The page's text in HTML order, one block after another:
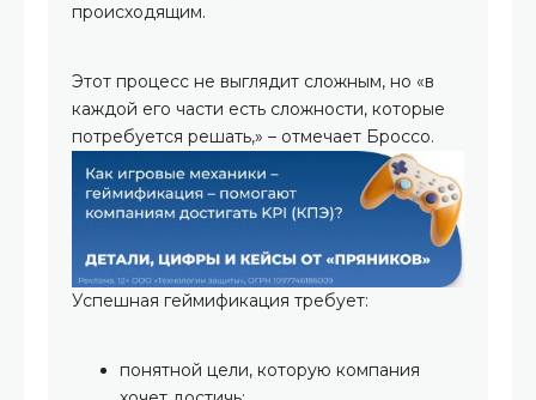
происходящим.
Этот процесс не выглядит сложным, но «в
каждой его части есть сложности, которые
потребуется решать,» – отмечает Броссо.
Успешная геймификация требует:
понятной цели, которую компания